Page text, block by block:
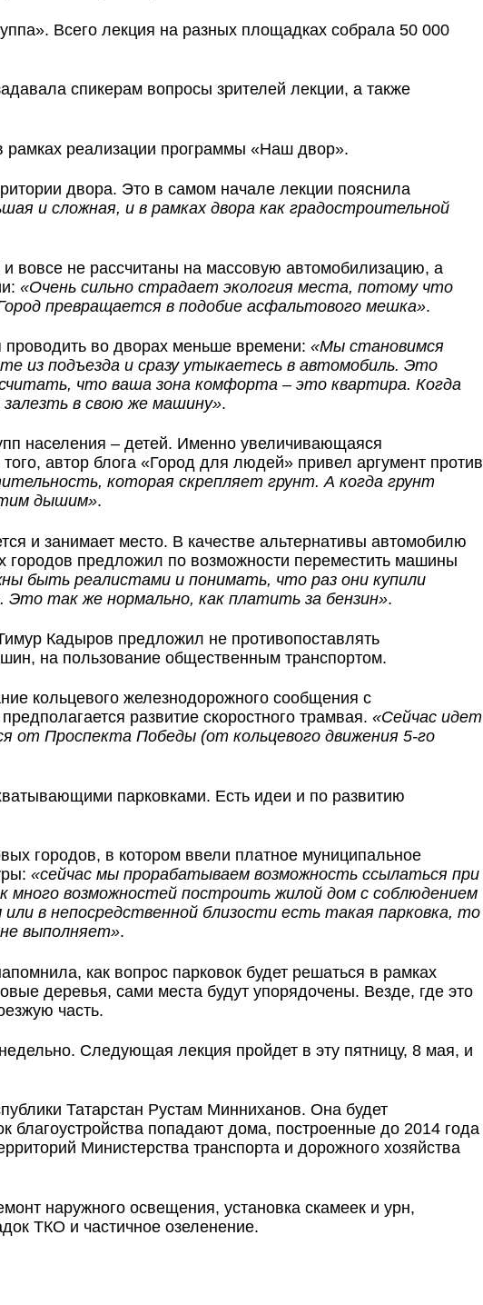
Всего лекция на разных площадках собрала 50 000
спикерам вопросы зрителей лекции, а также
реализации программы «Наш двор».
двора. Это в самом начале лекции пояснила
и сложная, и в рамках двора как градостроительной
и вовсе не рассчитаны на массовую автомобилизацию, а
«Очень сильно страдает экология места, потому что
превращается в подобие асфальтового мешка».
проводить во дворах меньше времени: «Мы становимся
из подъезда и сразу утыкаетесь в автомобиль. Это
что ваша зона комфорта – это квартира. Когда
в свою же машину».
населения – детей. Именно увеличивающаяся
автор блога «Город для людей» привел аргумент против
которая скрепляет грунт. А когда грунт
дышим».
и занимает место. В качестве альтернативы автомобилю
городов предложил по возможности переместить машины
быть реалистами и понимать, что раз они купили
так же нормально, как платить за бензин».
Кадыров предложил не противопоставлять
на пользование общественным транспортом.
кольцевого железнодорожного сообщения с
развитие скоростного трамвая. «Сейчас идет
от Проспекта Победы (от кольцевого движения 5-го
парковками. Есть идеи и по развитию
городов, в котором ввели платное муниципальное
«сейчас мы прорабатываем возможность ссылаться при
много возможностей построить жилой дом с соблюдением
в непосредственной близости есть такая парковка, то
выполняет».
как вопрос парковок будет решаться в рамках
деревья, сами места будут упорядочены. Везде, где это
часть.
Следующая лекция пройдет в эту пятницу, 8 мая, и
Татарстан Рустам Минниханов. Она будет
благоустройства попадают дома, построенные до 2014 года
Министерства транспорта и дорожного хозяйства
наружного освещения, установка скамеек и урн,
ТКО и частичное озеленение.